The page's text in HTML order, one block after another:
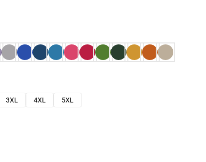
3XL 4XL
5XL